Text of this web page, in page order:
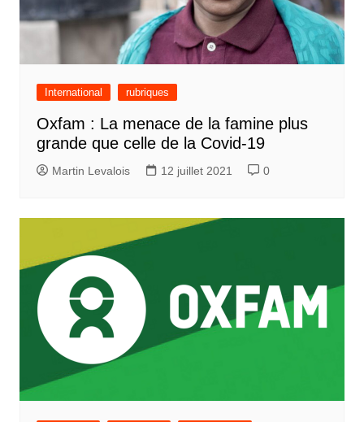
International rubriques
Oxfam : La menace de la famine plus
grande que celle de la Covid-19
Martin Levalois 12 juillet 2021 0